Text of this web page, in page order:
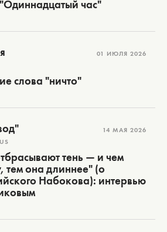
час"
01 ИЮЛЯ 2026
слова "ничто"
14 МАЯ 2026
тень — и чем
тем она длиннее" (о
Набокова): интервью